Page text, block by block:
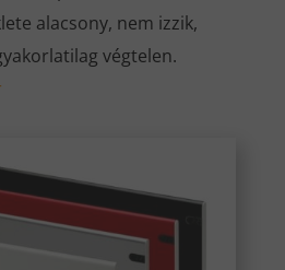
alacsony, nem izzik,
végtelen.